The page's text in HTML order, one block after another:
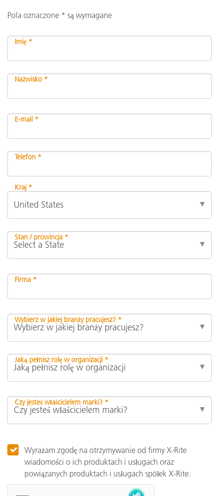
Pola oznaczone * są wymagane
Imię *
Nazwisko *
E-mail *
Telefon *
Kraj *
Stan / prowincja *
Firma *
Wybierz w jakiej branży pracujesz? *
Jaką pełnisz rolę w organizacji *
Czy jesteś właścicielem marki? *
Wyrażam zgodę na otrzymywanie od firmy X-Rite
wiadomości o ich produktach i usługach oraz
powiązanych produktach i usługach spółek X-Rite.